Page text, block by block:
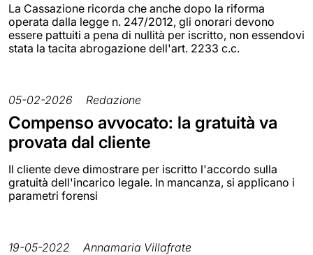
La Cassazione ricorda che anche dopo la riforma
operata dalla legge n. 247/2012, gli onorari devono
essere pattuiti a pena di nullità per iscritto, non essendovi
stata la tacita abrogazione dell'art. 2233 c.c.
05-02-2026 Redazione
Compenso avvocato: la gratuità va
provata dal cliente
Il cliente deve dimostrare per iscritto l'accordo sulla
gratuità dell'incarico legale. In mancanza, si applicano i
parametri forensi
19-05-2022 Annamaria Villafrate